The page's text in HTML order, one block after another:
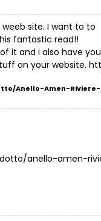
site. I want to to
fantastic read!!
it and i also have you
on your website.
anello-Amen-
anello-amen-